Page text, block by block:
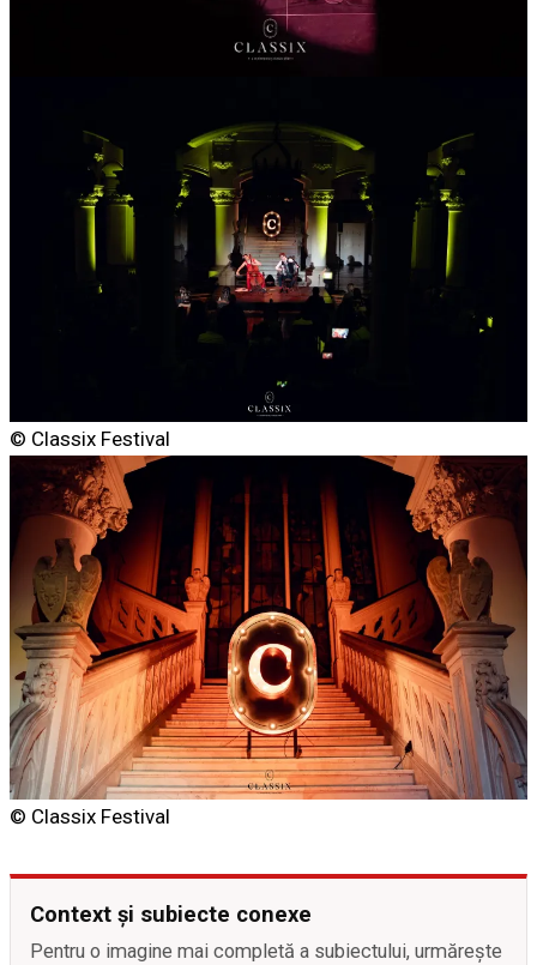
© Classix Festival
© Classix Festival
Context și subiecte conexe
Pentru o imagine mai completă a subiectului, urmărește